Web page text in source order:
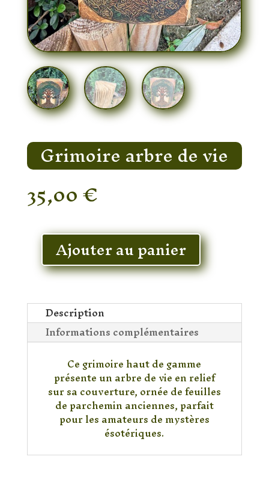
Grimoire arbre de vie
35,00€
En stock
quantité
Grimoire
de
vie
Ajouter au panier
Description
Informations complémentaires
Ce grimoire haut de gamme
présente un arbre de vie en relief
sur sa couverture, ornée de feuilles
de parchemin anciennes, parfait
pour les amateurs de mystères
ésotériques.